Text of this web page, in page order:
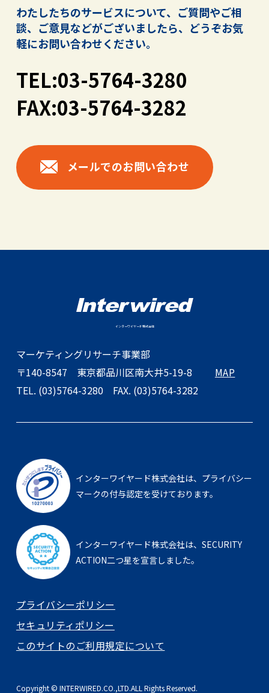
わたしたちのサービスについて、ご質問やご相
談、ご意見などがございましたら、 どうぞお気
軽にお問い合わせください。
TEL:03-5764-3280
FAX:03-5764-3282
メールでのお問い合わせ
インターワイヤード株式会社
マーケティングリサーチ事業部
〒140-8547 東京都品川区南大井5-19-8
MAP
TEL. (03)5764-3280 FAX. (03)5764-3282
インターワイヤード株式会社は、 プライバシー
マークの付与認定を受けております。
インターワイヤード株式会社は、 SECURITY
ACTION二つ星を宣言しました。
プライバシーポリシー
セキュリティポリシー
このサイトのご利用規定について
Copyright © INTERWIRED.CO.,LTD.ALL Rights Reserved.